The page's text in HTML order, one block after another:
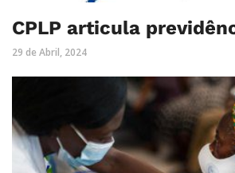
CPLP articula
29 de Abril, 2024